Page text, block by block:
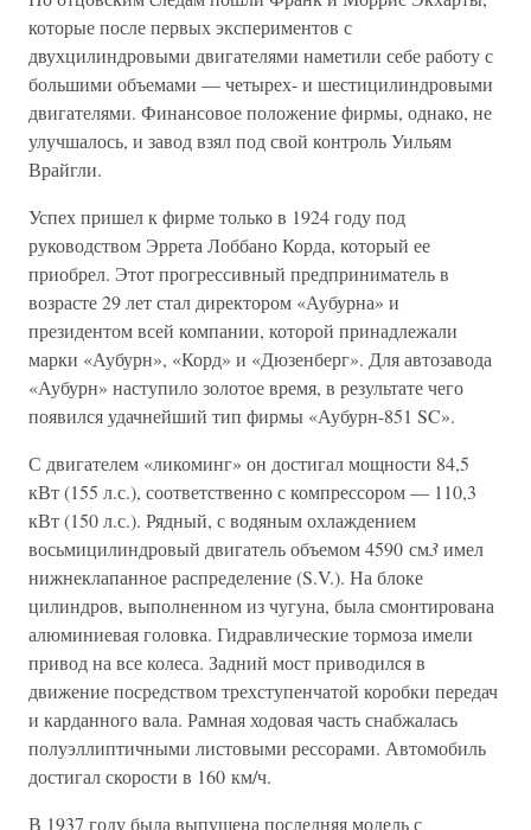
которые после первых экспериментов с
двухцилиндровыми двигателями наметили себе работу с
большими объемами — четырех- и шестицилиндровыми
двигателями. Финансовое положение фирмы, однако, не
улучшалось, и завод взял под свой контроль Уильям
Врайгли.
Успех пришел к фирме только в 1924 году под
руководством Эррета Лоббано Корда, который ее
приобрел. Этот прогрессивный предприниматель в
возрасте 29 лет стал директором «Аубурна» и
президентом всей компании, которой принадлежали
марки «Аубурн», «Корд» и «Дюзенберг». Для автозавода
«Аубурн» наступило золотое время, в результате чего
появился удачнейший тип фирмы «Аубурн-851 SC».
С двигателем «ликоминг» он достигал мощности 84,5
кВт (155 л.с.), соответственно с компрессором — 110,3
кВт (150 л.с.). Рядный, с водяным охлаждением
восьмицилиндровый двигатель объемом 4590 см3имел
нижнеклапанное распределение (S.V.). На блоке
цилиндров, выполненном из чугуна, была смонтирована
алюминиевая головка. Гидравлические тормоза имели
привод на все колеса. Задний мост приводился в
движение посредством трехступенчатой коробки передач
и карданного вала. Рамная ходовая часть снабжалась
полуэллиптичными листовыми рессорами. Автомобиль
достигал скорости в 160 км/ч.
В 1937 году была выпущена последняя модель с